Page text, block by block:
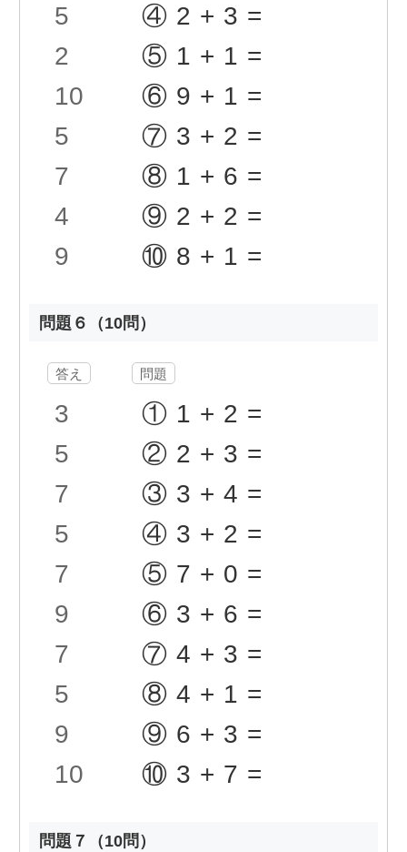
5
④2+3=
2
⑤1+1=
10
⑥9+1=
5
⑦3+2=
7
⑧1+6=
4
⑨2+2=
9
⑩8+1=
問題６（10問）
答え 問題
3
①1+2=
5
②2+3=
7
③3+4=
5
④3+2=
7
⑤7+0=
9
⑥3+6=
7
⑦4+3=
5
⑧4+1=
9
⑨6+3=
10
⑩3+7=
問題７（10問）